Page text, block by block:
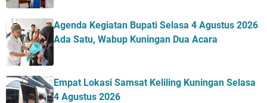
Agenda Kegiatan Bupati Selasa 4 Agustus 2026
Ada Satu, Wabup Kuningan Dua Acara
Empat Lokasi Samsat Keliling Kuningan Selasa
4 Agustus 2026